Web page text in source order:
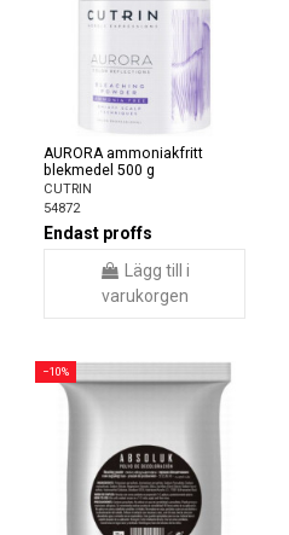
AURORA ammoniakfritt
blekmedel 500 g
CUTRIN
54872
Endast proffs
Lägg till i
varukorgen
−10%